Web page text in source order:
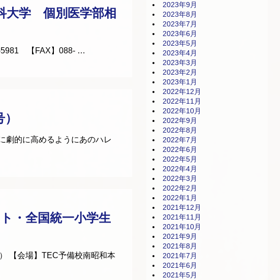
大学 個別医学部相
5981 【FAX】088- …
劇的に高めるようにあのハレ
・全国統一小学生
【会場】TEC予備校南昭和本
2023年9月
2023年8月
2023年7月
2023年6月
2023年5月
2023年4月
2023年3月
2023年2月
2023年1月
2022年12月
2022年11月
2022年10月
2022年9月
2022年8月
2022年7月
2022年6月
2022年5月
2022年4月
2022年3月
2022年2月
2022年1月
2021年12月
2021年11月
2021年10月
2021年9月
2021年8月
2021年7月
2021年6月
2021年5月